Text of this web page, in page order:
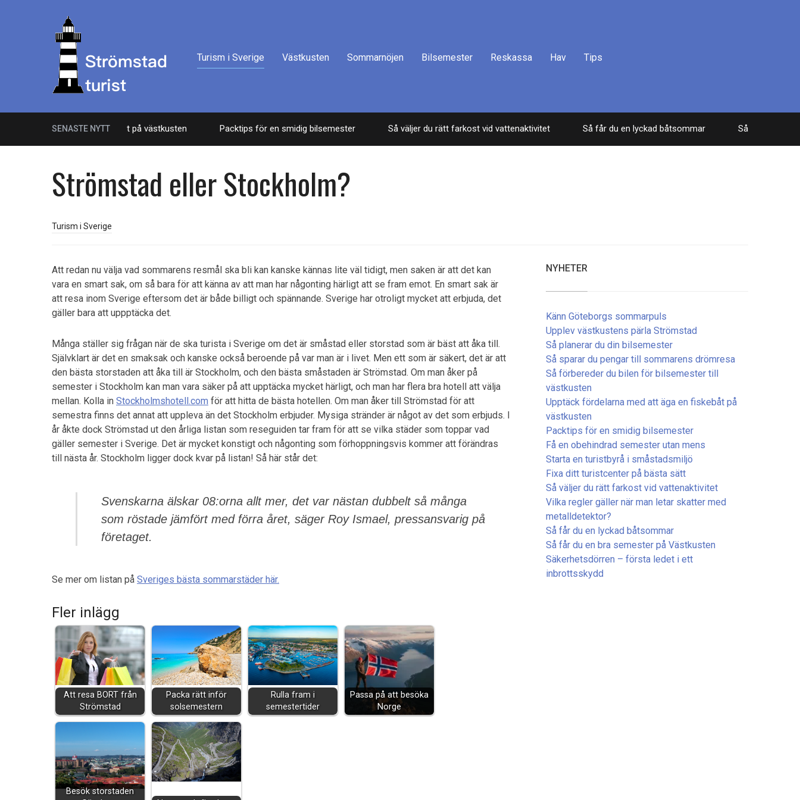
Turism i Sverige Västkusten Sommarnöjen Bilsemester Reskassa Hav Tips
SENASTE NYTT
med att äga en fiskebåt på västkusten Packtips för en smidig bilsemester Så väljer du rätt farkost vid vattenaktivitet Så får du en lyckad båtsommar Så fiskar du
Strömstad eller Stockholm?
Turism i Sverige
Att redan nu välja vad sommarens resmål ska bli kan kanske kännas lite väl tidigt, men saken är att det kan
vara en smart sak, om så bara för att känna av att man har någonting härligt att se fram emot. En smart sak är
att resa inom Sverige eftersom det är både billigt och spännande. Sverige har otroligt mycket att erbjuda, det
gäller bara att uppptäcka det.
Många ställer sig frågan när de ska turista i Sverige om det är småstad eller storstad som är bäst att åka till.
Självklart är det en smaksak och kanske också beroende på var man är i livet. Men ett som är säkert, det är att
den bästa storstaden att åka till är Stockholm, och den bästa småstaden är Strömstad. Om man åker på
semester i Stockholm kan man vara säker på att upptäcka mycket härligt, och man har flera bra hotell att välja
mellan. Kolla in Stockholmshotell.com för att hitta de bästa hotellen. Om man åker till Strömstad för att
semestra finns det annat att uppleva än det Stockholm erbjuder. Mysiga stränder är något av det som erbjuds. I
år åkte dock Strömstad ut den årliga listan som reseguiden tar fram för att se vilka städer som toppar vad
gäller semester i Sverige. Det är mycket konstigt och någonting som förhoppningsvis kommer att förändras
till nästa år. Stockholm ligger dock kvar på listan! Så här står det:
Svenskarna älskar 08:orna allt mer, det var nästan dubbelt så många
som röstade jämfört med förra året, säger Roy Ismael, pressansvarig på
företaget.
Se mer om listan på Sveriges bästa sommarstäder här.
Fler inlägg
Att resa BORT från
Strömstad
Packa rätt inför
solsemestern
Rulla fram i
semestertider
Passa på att besöka
Norge
Besök storstaden
NYHETER
Känn Göteborgs sommarpuls
Upplev västkustens pärla Strömstad
Så planerar du din bilsemester
Så sparar du pengar till sommarens drömresa
Så förbereder du bilen för bilsemester till
västkusten
Upptäck fördelarna med att äga en fiskebåt på
västkusten
Packtips för en smidig bilsemester
Få en obehindrad semester utan mens
Starta en turistbyrå i småstadsmiljö
Fixa ditt turistcenter på bästa sätt
Så väljer du rätt farkost vid vattenaktivitet
Vilka regler gäller när man letar skatter med
metalldetektor?
Så får du en lyckad båtsommar
Så får du en bra semester på Västkusten
Säkerhetsdörren – första ledet i ett
inbrottsskydd